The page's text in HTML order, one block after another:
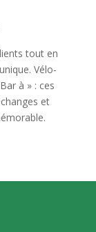
tout en
Vélo-
à » : ces
et